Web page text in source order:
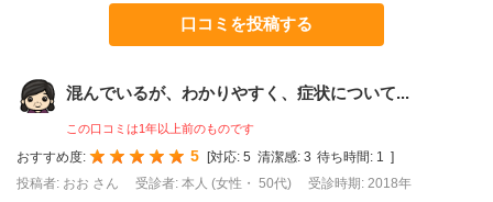
口コミを投稿する
混んでいるが、わかりやすく、症状について...
この口コミは1年以上前のものです
おすすめ度: 5 [対応: 5 清潔感: 3 待ち時間: 1
]
投稿者: おお さん
受診者: 本人 (女性・ 50代) 受診時期: 2018年